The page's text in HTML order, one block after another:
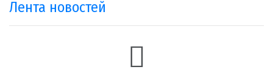
Лента новостей